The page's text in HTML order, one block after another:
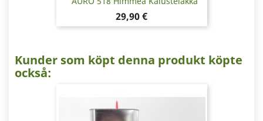
Pris
29,90 €
Kunder som köpt denna produkt köpte
också: